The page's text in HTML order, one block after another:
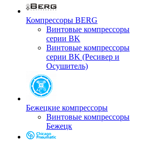
Компрессоры BERG
Винтовые компрессоры
серии BK
Винтовые компрессоры
серии BK (Ресивер и
Осушитель)
Бежецкие компрессоры
Винтовые компрессоры
Бежецк